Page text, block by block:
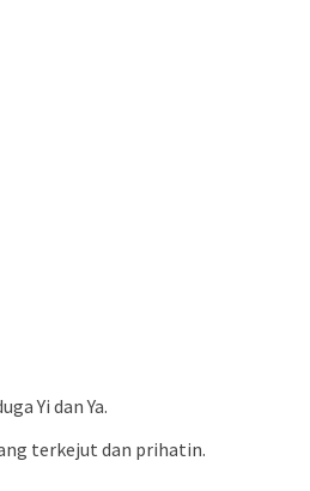
Yi dan Ya.
terkejut dan prihatin.